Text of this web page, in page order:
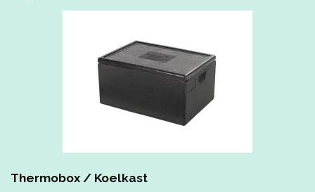
Thermobox / Koelkast